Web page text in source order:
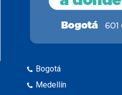
Bogotá
Medellín